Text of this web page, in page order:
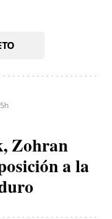
Zohran
a la